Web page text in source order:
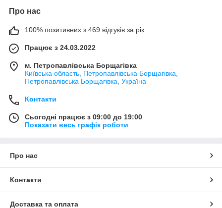
Про нас
100% позитивних з 469 відгуків за рік
Працює з 24.03.2022
м. Петропавлівська Борщагівка
Київська область, Петропавлівська Борщагівка,
Петропавлівська Борщагівка, Україна
Контакти
Сьогодні працює з 09:00 до 19:00
Показати весь графік роботи
Про нас
Контакти
Доставка та оплата